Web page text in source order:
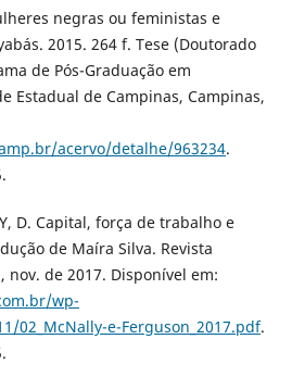
negras ou feministas e
2015. 264 f. Tese (Doutorado
de Pós-Graduação em
Estadual de Campinas, Campinas,
acervo/detalhe/963234.
D. Capital, força de trabalho e
de Maíra Silva. Revista
nov. de 2017. Disponível em:
wp-
02_McNally-e-Ferguson_2017.pdf.